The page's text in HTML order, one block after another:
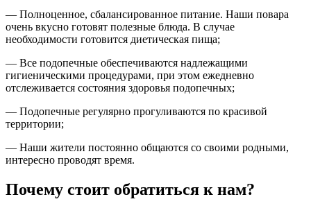
— Полноценное, сбалансированное питание. Наши повара
очень вкусно готовят полезные блюда. В случае
необходимости готовится диетическая пища;
— Все подопечные обеспечиваются надлежащими
гигиеническими процедурами, при этом ежедневно
отслеживается состояния здоровья подопечных;
— Подопечные регулярно прогуливаются по красивой
территории;
— Наши жители постоянно общаются со своими родными,
интересно проводят время.
Почему стоит обратиться к нам?